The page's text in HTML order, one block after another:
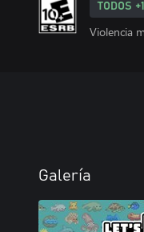
TODOS
Violencia
Galería